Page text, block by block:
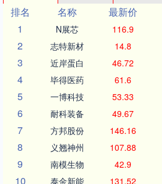
排名
名称 最新价
1
N展芯 116.9
2 志特新材 14.8
3 近岸蛋白 46.72
4 毕得医药 61.6
5 一博科技 53.33
6 耐科装备 49.67
7 方邦股份 146.16
8 义翘神州 107.88
9 南模生物 42.9
10 泰金新能 131.52